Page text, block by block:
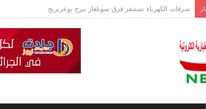
شرطة العاصمة تفكك 6 عصابات أحياء وتوقف 42 شخصًا